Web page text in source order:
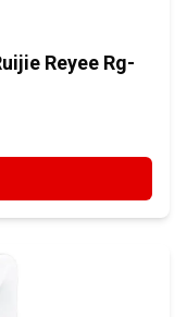
Reyee Rg-